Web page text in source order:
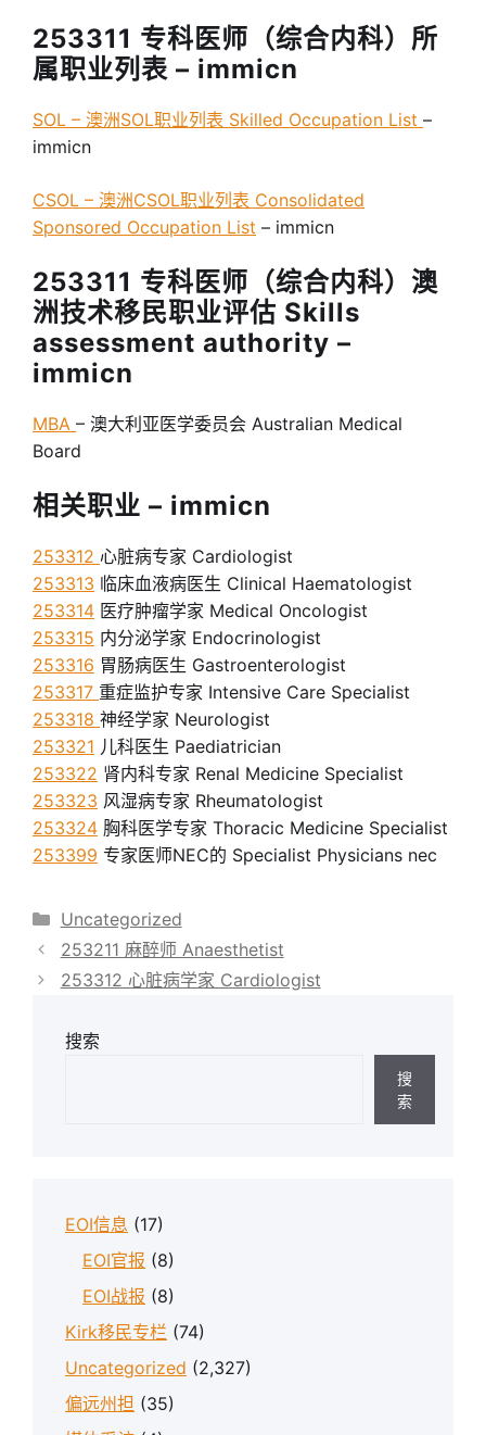
253311 专科医师（综合内科）所
属职业列表 – immicn
SOL – 澳洲SOL职业列表 Skilled Occupation List –
immicn
CSOL – 澳洲CSOL职业列表 Consolidated
Sponsored Occupation List – immicn
253311 专科医师（综合内科）澳
洲技术移民职业评估 Skills
assessment authority –
immicn
MBA – 澳大利亚医学委员会 Australian Medical
Board
相关职业 – immicn
253312 心脏病专家 Cardiologist
253313 临床血液病医生 Clinical Haematologist
253314 医疗肿瘤学家 Medical Oncologist
253315 内分泌学家 Endocrinologist
253316 胃肠病医生 Gastroenterologist
253317 重症监护专家 Intensive Care Specialist
253318 神经学家 Neurologist
253321 儿科医生 Paediatrician
253322 肾内科专家 Renal Medicine Specialist
253323 风湿病专家 Rheumatologist
253324 胸科医学专家 Thoracic Medicine Specialist
253399 专家医师NEC的 Specialist Physicians nec
分
类
Uncategorized
253211 麻醉师 Anaesthetist
253312 心脏病学家 Cardiologist
搜索
搜
索
EOI信息 (17)
EOI官报 (8)
EOI战报 (8)
Kirk移民专栏 (74)
Uncategorized (2,327)
偏远州担 (35)